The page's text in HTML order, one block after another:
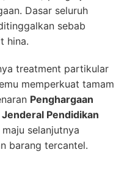
Dasar seluruh
sebab
hina.
treatment partikular
memperkuat tamam
Penghargaan
Pendidikan
selanjutnya
barang tercantel.